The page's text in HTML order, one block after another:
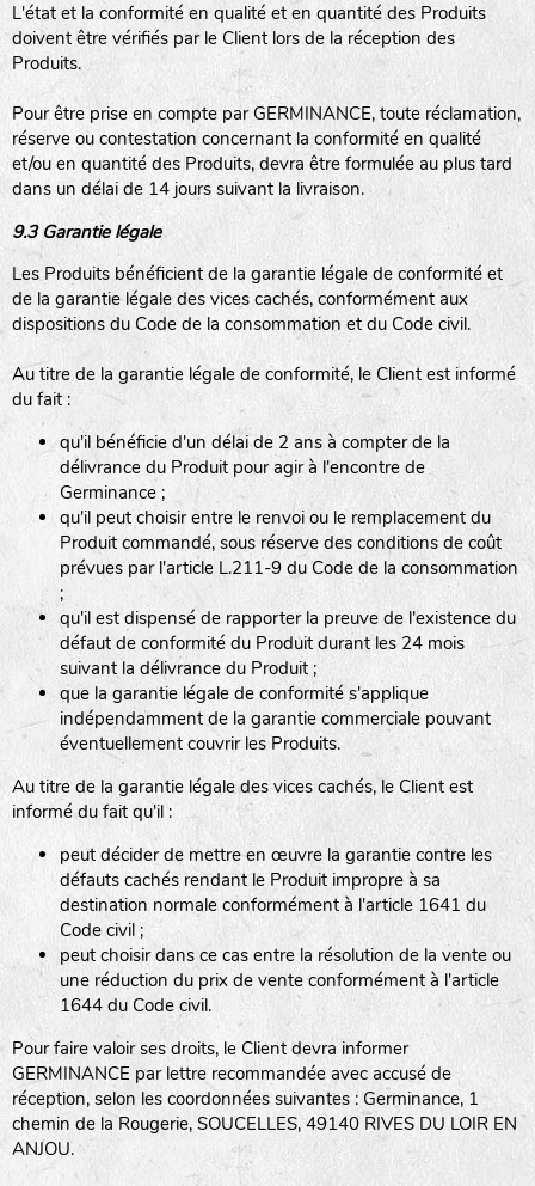
L'état et la conformité en qualité et en quantité des Produits
doivent être vérifiés par le Client lors de la réception des
Produits.
Pour être prise en compte par GERMINANCE, toute réclamation,
réserve ou contestation concernant la conformité en qualité
et/ou en quantité des Produits, devra être formulée au plus tard
dans un délai de 14 jours suivant la livraison.
9.3 Garantie légale
Les Produits bénéficient de la garantie légale de conformité et
de la garantie légale des vices cachés, conformément aux
dispositions du Code de la consommation et du Code civil.
Au titre de la garantie légale de conformité, le Client est informé
du fait :
qu'il bénéficie d'un délai de 2 ans à compter de la
délivrance du Produit pour agir à l'encontre de
Germinance ;
qu'il peut choisir entre le renvoi ou le remplacement du
Produit commandé, sous réserve des conditions de coût
prévues par l'article L.211-9 du Code de la consommation
;
qu'il est dispensé de rapporter la preuve de l'existence du
défaut de conformité du Produit durant les 24 mois
suivant la délivrance du Produit ;
que la garantie légale de conformité s'applique
indépendamment de la garantie commerciale pouvant
éventuellement couvrir les Produits.
Au titre de la garantie légale des vices cachés, le Client est
informé du fait qu'il :
peut décider de mettre en œuvre la garantie contre les
défauts cachés rendant le Produit impropre à sa
destination normale conformément à l'article 1641 du
Code civil ;
peut choisir dans ce cas entre la résolution de la vente ou
une réduction du prix de vente conformément à l'article
1644 du Code civil.
Pour faire valoir ses droits, le Client devra informer
GERMINANCE par lettre recommandée avec accusé de
réception, selon les coordonnées suivantes : Germinance, 1
chemin de la Rougerie, SOUCELLES, 49140 RIVES DU LOIR EN
ANJOU.